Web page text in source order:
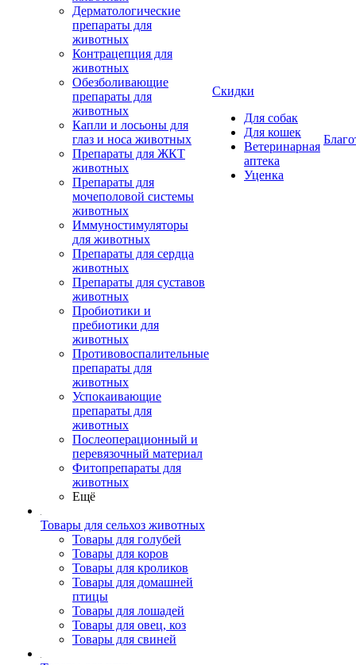
Дерматологические
препараты для
животных
Контрацепция для
животных
Обезболивающие
препараты для
животных
Капли и лосьоны для
глаз и носа животных
Препараты для ЖКТ
животных
Препараты для
мочеполовой системы
животных
Иммуностимуляторы
для животных
Препараты для сердца
животных
Препараты для суставов
животных
Пробиотики и
пребиотики для
животных
Противовоспалительные
препараты для
животных
Успокаивающие
препараты для
животных
Послеоперационный и
перевязочный материал
Фитопрепараты для
животных
Ещё
Товары для сельхоз животных
Товары для голубей
Товары для коров
Товары для кроликов
Товары для домашней
птицы
Товары для лошадей
Товары для овец, коз
Товары для свиней
Скидки
Для собак
Для кошек
Ветеринарная
аптека
Уценка